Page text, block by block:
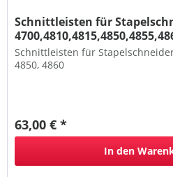
Schnittleisten für
Schnittleisten für Stapelschneider
4850, 4860
63,00 € *
In den